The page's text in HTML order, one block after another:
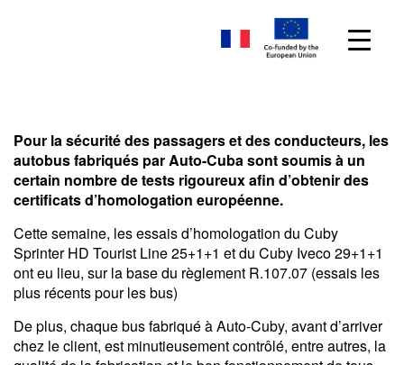
Pour la sécurité des passagers et des conducteurs, les
autobus fabriqués par Auto-Cuba sont soumis à un
certain nombre de tests rigoureux afin d’obtenir des
certificats d’homologation européenne.
Cette semaine, les essais d’homologation du Cuby
Sprinter HD Tourist Line 25+1+1 et du Cuby Iveco 29+1+1
ont eu lieu, sur la base du règlement R.107.07 (essais les
plus récents pour les bus)
De plus, chaque bus fabriqué à Auto-Cuby, avant d’arriver
chez le client, est minutieusement contrôlé, entre autres, la